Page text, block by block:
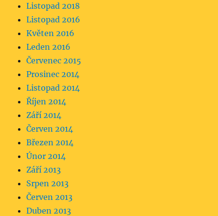
Listopad 2018
Listopad 2016
Květen 2016
Leden 2016
Červenec 2015
Prosinec 2014
Listopad 2014
Říjen 2014
Září 2014
Červen 2014
Březen 2014
Únor 2014
Září 2013
Srpen 2013
Červen 2013
Duben 2013